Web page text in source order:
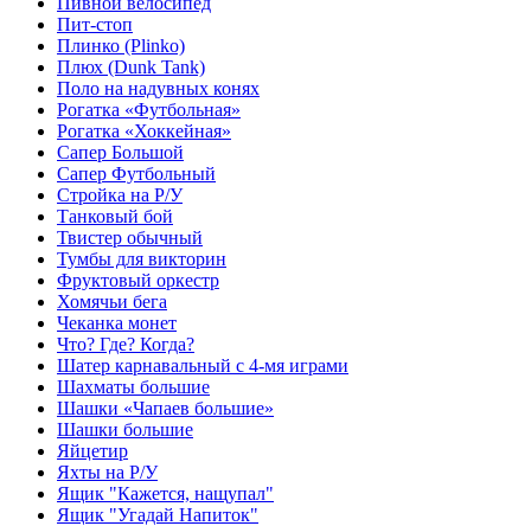
Пит-стоп
Плинко (Plinko)
Плюх (Dunk Tank)
Поло на надувных конях
Рогатка «Футбольная»
Рогатка «Хоккейная»
Сапер Большой
Сапер Футбольный
Стройка на Р/У
Танковый бой
Твистер обычный
Тумбы для викторин
Фруктовый оркестр
Хомячьи бега
Чеканка монет
Что? Где? Когда?
Шатер карнавальный с 4-мя играми
Шахматы большие
Шашки «Чапаев большие»
Шашки большие
Яйцетир
Яхты на Р/У
Ящик "Кажется, нащупал"
Ящик "Угадай Напиток"